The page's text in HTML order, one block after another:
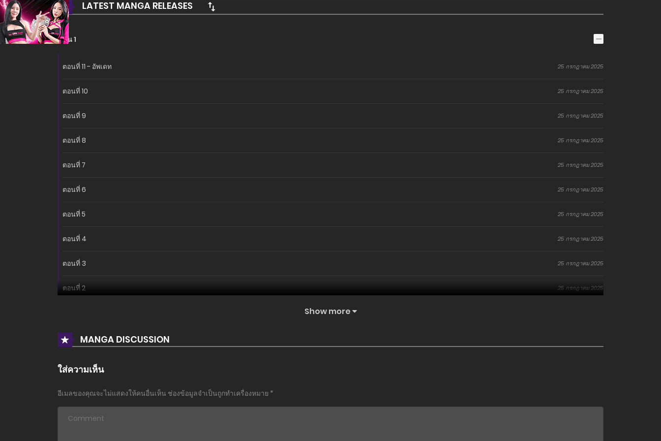
LATEST MANGA RELEASES
ซีซั่น 1
ตอนที่ 11 - อัพเดท 25 กรกฎาคม 2025
ตอนที่ 10 25 กรกฎาคม 2025
ตอนที่ 9 25 กรกฎาคม 2025
ตอนที่ 8 25 กรกฎาคม 2025
ตอนที่ 7 25 กรกฎาคม 2025
ตอนที่ 6 25 กรกฎาคม 2025
ตอนที่ 5 25 กรกฎาคม 2025
ตอนที่ 4 25 กรกฎาคม 2025
ตอนที่ 3 25 กรกฎาคม 2025
ตอนที่ 2 25 กรกฎาคม 2025
Show more
MANGA DISCUSSION
ใส่ความเห็น
อีเมลของคุณจะไม่แสดงให้คนอื่นเห็น ช่องข้อมูลจำเป็นถูกทำเครื่องหมาย *